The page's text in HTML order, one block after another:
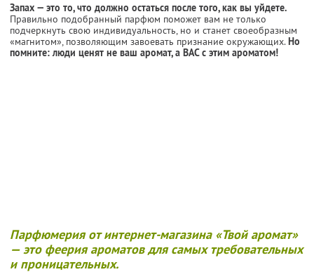
Запах — это то, что должно остаться после того, как вы уйдете.
Правильно подобранный парфюм поможет вам не только
подчеркнуть свою индивидуальность, но и станет своеобразным
«магнитом», позволяющим завоевать признание окружающих.Но
помните: люди ценят не ваш аромат, а ВАС с этим ароматом!
Парфюмерия от интернет-магазина «Твой аромат»
— это феерия ароматов для самых требовательных
и проницательных.